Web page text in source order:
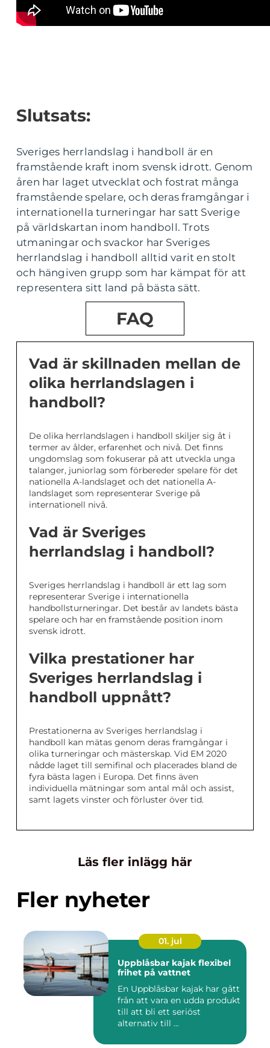
Slutsats:
Sveriges herrlandslag i handboll är en
framstående kraft inom svensk idrott. Genom
åren har laget utvecklat och fostrat många
framstående spelare, och deras framgångar i
internationella turneringar har satt Sverige
på världskartan inom handboll. Trots
utmaningar och svackor har Sveriges
herrlandslag i handboll alltid varit en stolt
och hängiven grupp som har kämpat för att
representera sitt land på bästa sätt.
FAQ
Vad är skillnaden mellan de
olika herrlandslagen i
handboll?
De olika herrlandslagen i handboll skiljer sig åt i
termer av ålder, erfarenhet och nivå. Det finns
ungdomslag som fokuserar på att utveckla unga
talanger, juniorlag som förbereder spelare för det
nationella A-landslaget och det nationella A-
landslaget som representerar Sverige på
internationell nivå.
Vad är Sveriges
herrlandslag i handboll?
Sveriges herrlandslag i handboll är ett lag som
representerar Sverige i internationella
handbollsturneringar. Det består av landets bästa
spelare och har en framstående position inom
svensk idrott.
Vilka prestationer har
Sveriges herrlandslag i
handboll uppnått?
Prestationerna av Sveriges herrlandslag i
handboll kan mätas genom deras framgångar i
olika turneringar och mästerskap. Vid EM 2020
nådde laget till semifinal och placerades bland de
fyra bästa lagen i Europa. Det finns även
individuella mätningar som antal mål och assist,
samt lagets vinster och förluster över tid.
Läs fler inlägg här
Fler nyheter
01. jul
Uppblåsbar kajak flexibel
frihet på vattnet
En Uppblåsbar kajak har gått
från att vara en udda produkt
till att bli ett seriöst
alternativ till ...